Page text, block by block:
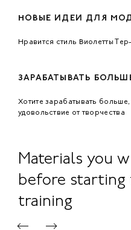
НОВЫЕ ИДЕИ ДЛЯ
Нравится стиль Виолетты
ЗАРАБАТЫВАТЬ
Хотите зарабатывать
удовольствие от творчества
Materials you
before
training